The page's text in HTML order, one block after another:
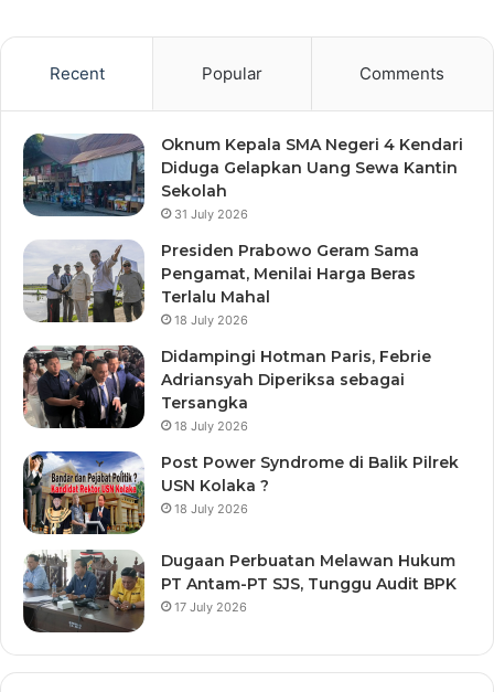
Recent Popular Comments
Oknum Kepala SMA Negeri 4 Kendari
Diduga Gelapkan Uang Sewa Kantin
Sekolah
31 July 2026
Presiden Prabowo Geram Sama
Pengamat, Menilai Harga Beras
Terlalu Mahal
18 July 2026
Didampingi Hotman Paris, Febrie
Adriansyah Diperiksa sebagai
Tersangka
18 July 2026
Post Power Syndrome di Balik Pilrek
USN Kolaka ?
18 July 2026
Dugaan Perbuatan Melawan Hukum
PT Antam-PT SJS, Tunggu Audit BPK
17 July 2026